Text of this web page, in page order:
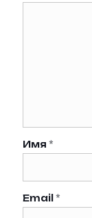
Имя *
Email *